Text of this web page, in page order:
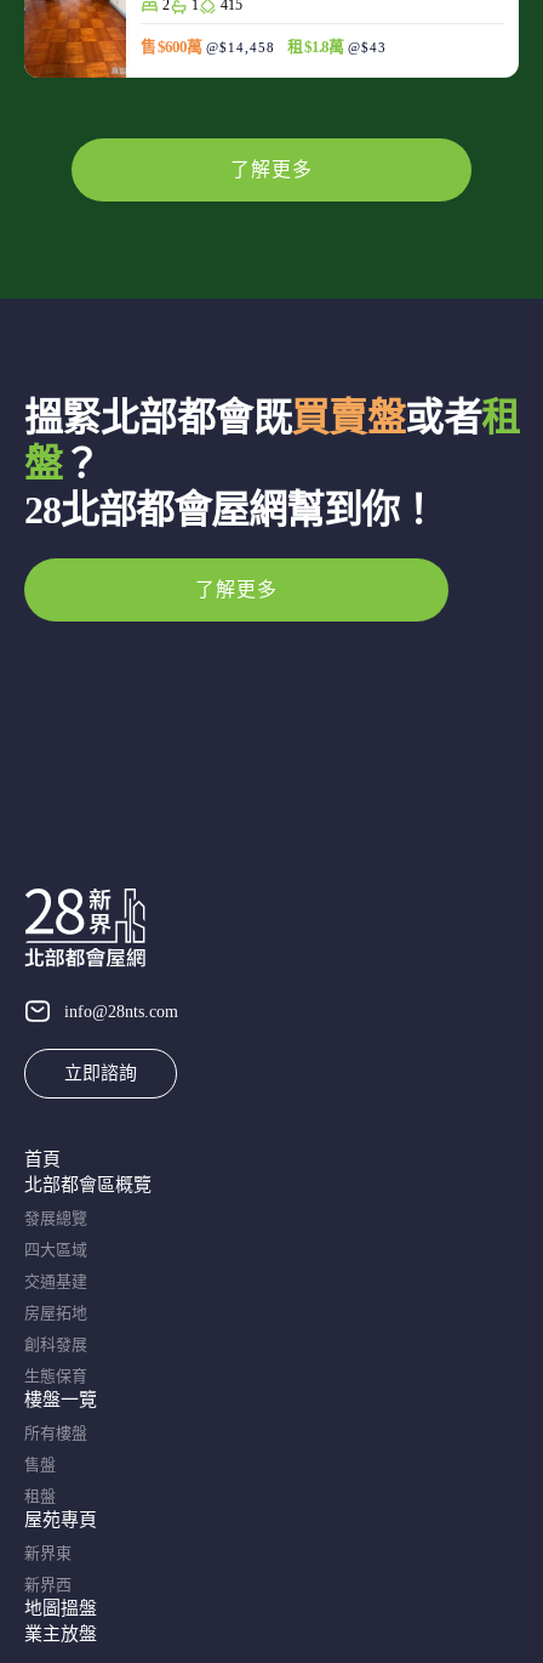
2 1 415
售 $600萬 @$14,458 租 $1.8萬 @$43
了解更多
搵緊北部都會既買賣盤或者租
盤？
28北部都會屋網幫到你！
了解更多
info@28nts.com
立即諮詢
首頁
北部都會區概覽​
發展總覽
四大區域
交通基建
房屋拓地
創科發展
生態保育
樓盤一覽
所有樓盤
售盤
租盤
屋苑專頁
新界東
新界西
地圖搵盤
業主放盤